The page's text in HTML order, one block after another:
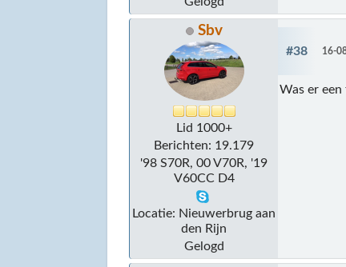
Sbv
Lid 1000+
Berichten: 19.179
'98 S70R, 00 V70R, '19
V60CC D4
Locatie: Nieuwerbrug aan
den Rijn
Gelogd
#38 16-
Was er